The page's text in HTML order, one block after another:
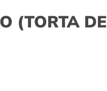
(TORTA DE